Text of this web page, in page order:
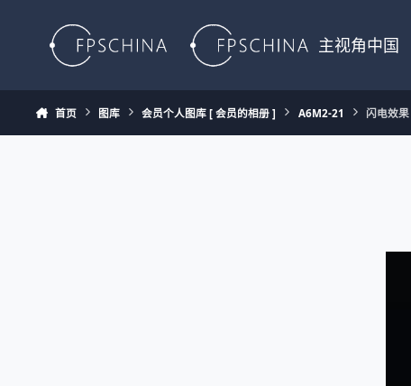
主视角中国
首页 图库 会员个人图库 [ 会员的相册 ] A6M2-21 闪电效果